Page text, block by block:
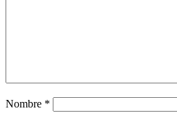
Nombre *